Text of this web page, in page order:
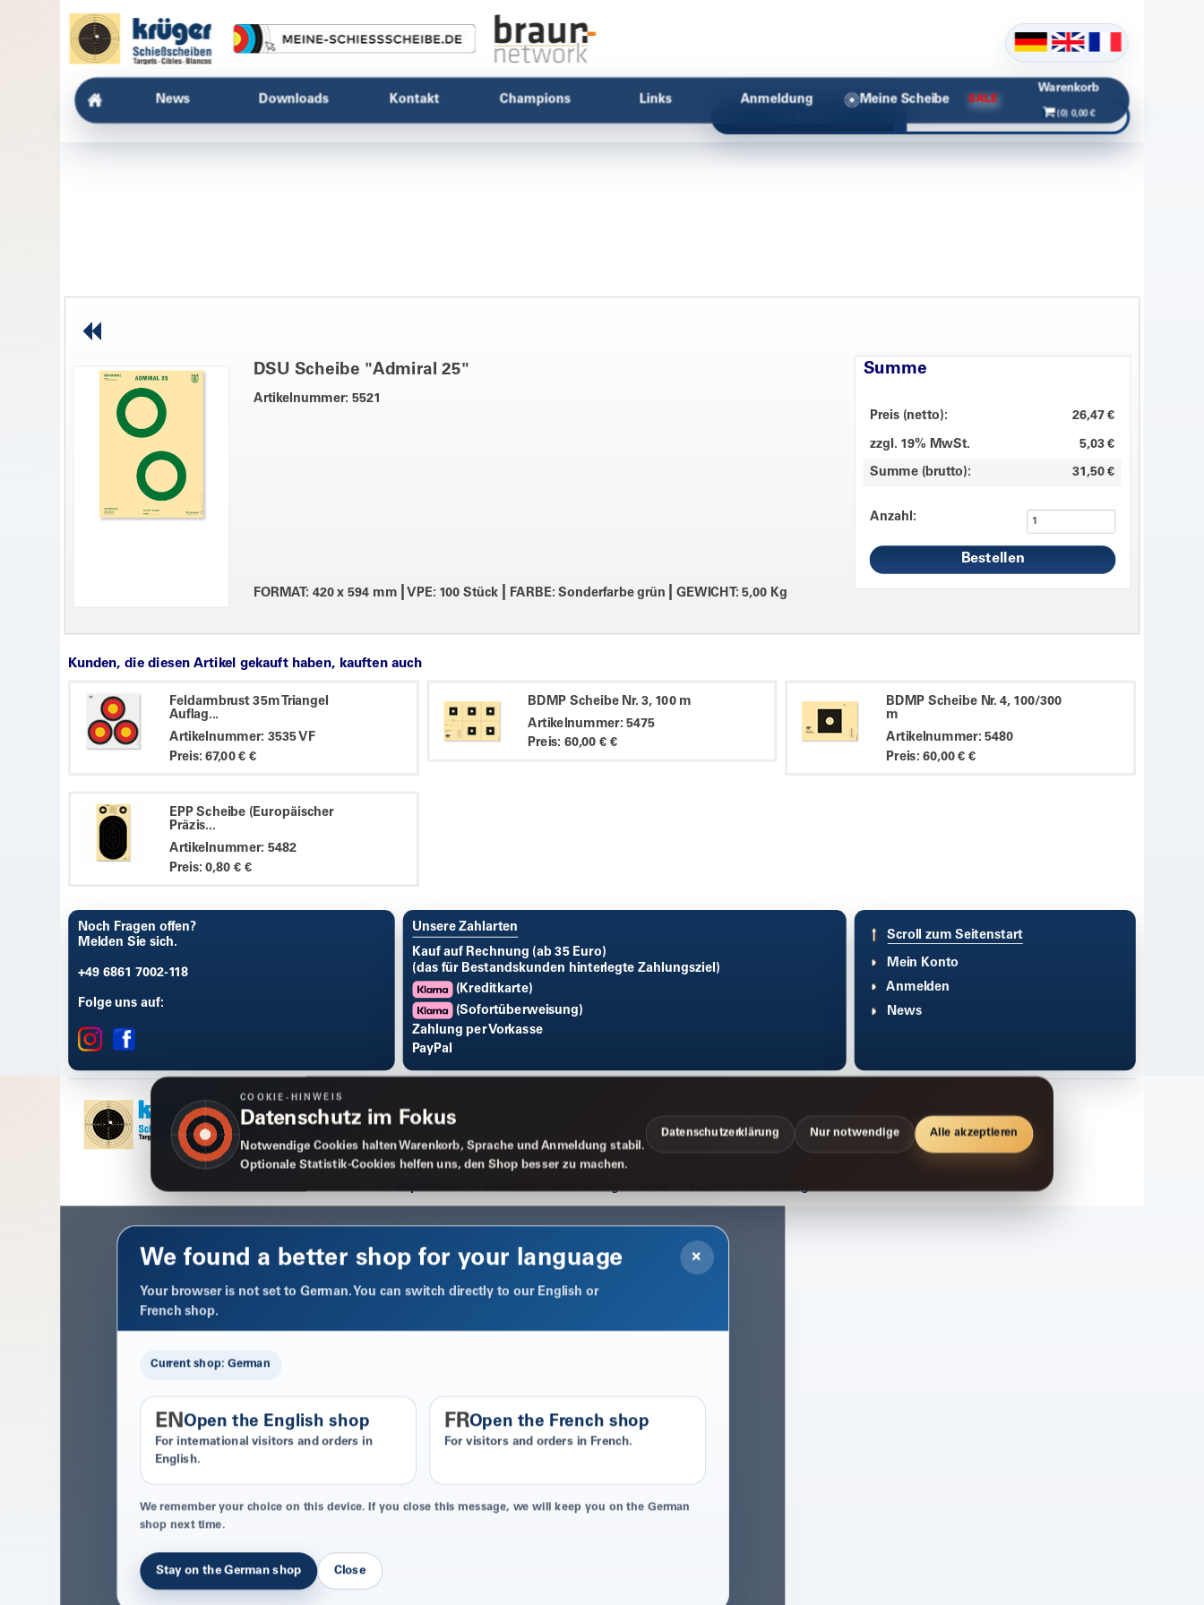
News Downloads Kontakt Champions Links Anmeldung Meine Scheibe SALE
Warenkorb
(0) 0,00 €
DSU Scheibe "Admiral 25"
Artikelnummer: 5521
FORMAT: 420 x 594 mm VPE: 100 Stück FARBE: Sonderfarbe grün GEWICHT: 5,00 Kg
Summe
Preis (netto): 26,47 €
zzgl. 19% MwSt. 5,03 €
Summe (brutto): 31,50 €
Anzahl:
Kunden, die diesen Artikel gekauft haben, kauften auch
Feldarmbrust 35m Triangel
Auflag...
Artikelnummer: 3535 VF
Preis: 67,00 € €
BDMP Scheibe Nr. 3, 100 m
Artikelnummer: 5475
Preis: 60,00 € €
BDMP Scheibe Nr. 4, 100/300
m
Artikelnummer: 5480
Preis: 60,00 € €
EPP Scheibe (Europäischer
Präzis...
Artikelnummer: 5482
Preis: 0,80 € €
Noch Fragen offen?
Melden Sie sich.
+49 6861 7002-118
Folge uns auf:
Unsere Zahlarten
Kauf auf Rechnung (ab 35 Euro)
(das für Bestandskunden hinterlegte Zahlungsziel)
(Kreditkarte)
(Sofortüberweisung)
Zahlung per Vorkasse
PayPal
Scroll zum Seitenstart
Mein Konto
Anmelden
News
Impressum Datenschutzerklärung AGB Widerrufsbelehrung
×
We found a better shop for your language
Your browser is not set to German. You can switch directly to our English or
French shop.
Current shop: German
ENOpen the English shop
For international visitors and orders in
English.
FROpen the French shop
For visitors and orders in French.
We remember your choice on this device. If you close this message, we will keep you on the German
shop next time.
Stay on the German shop Close
COOKIE-HINWEIS
Datenschutz im Fokus
Notwendige Cookies halten Warenkorb, Sprache und Anmeldung stabil.
Optionale Statistik-Cookies helfen uns, den Shop besser zu machen.
Datenschutzerklärung Nur notwendige Alle akzeptieren